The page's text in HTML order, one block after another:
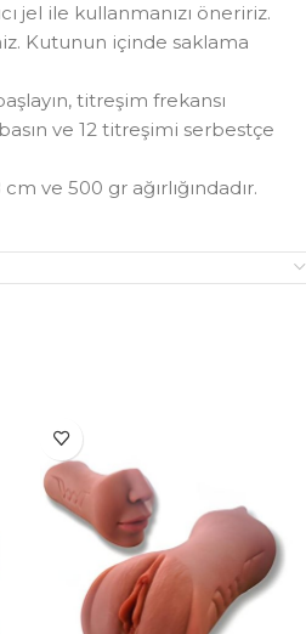
jel ile kullanmanızı öneririz.
Kutunun içinde saklama
titreşim frekansı
ve 12 titreşimi serbestçe
ve 500 gr ağırlığındadır.